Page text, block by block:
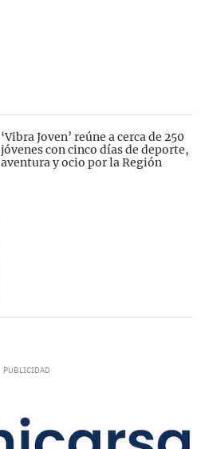
‘Vibra Joven’ reúne a cerca de 250
jóvenes con cinco días de deporte,
aventura y ocio por la Región